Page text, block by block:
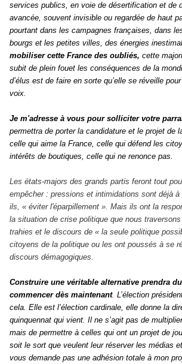
services publics, en voie de désertification et de
avancée, souvent invisible ou regardée de haut
pourtant dans les campagnes françaises, dans
bourgs et les petites villes, des énergies
mobiliser cette France des oubliés, cette
subit de plein fouet les conséquences de la
d’élus est de faire en sorte qu’elle se réveille
voix.
Je m'adresse à vous pour solliciter votre
permettra de porter la candidature et le projet de
celle qui aime la France, celle qui défend les
intérêts de boutiques, celle qui ne renonce pas.
Les états-majors des grands partis feront tout
empêcher : pressions et intimidations sont déjà à
ils, « éviter l'éparpillement ». Mais ils ont la
la situation de crise politique que nous
trahies et le discours de « la seule politique
citoyens de la politique ou les ont poussés à se
discours démagogiques.
Construire une véritable alternative prendra
commencer dès maintenant. L’élection
cela. Elle est l’élection cardinale, elle donne la
quinquennat qui vient. Il ne s’agit pas de
mais de permettre à celles qui ont un projet de
soit le sort que veulent leur réserver les médias
vous demande pas une adhésion totale à mon